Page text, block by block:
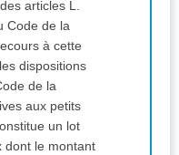
articles L.
Code de la
dispositions
de la
aux petits
un lot
dont le montant